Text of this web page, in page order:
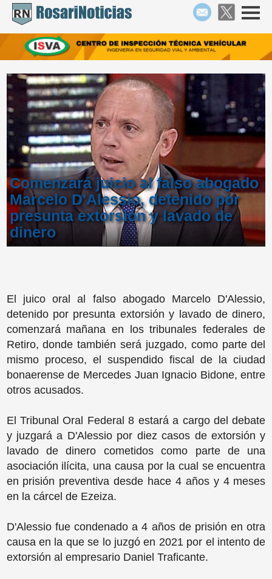
Comenzará juicio al falso abogado
Marcelo D'Alessio, detenido por
presunta extorsión y lavado de
dinero
El juico oral al falso abogado Marcelo D'Alessio,
detenido por presunta extorsión y lavado de dinero,
comenzará mañana en los tribunales federales de
Retiro, donde también será juzgado, como parte del
mismo proceso, el suspendido fiscal de la ciudad
bonaerense de Mercedes Juan Ignacio Bidone, entre
otros acusados.
El Tribunal Oral Federal 8 estará a cargo del debate
y juzgará a D'Alessio por diez casos de extorsión y
lavado de dinero cometidos como parte de una
asociación ilícita, una causa por la cual se encuentra
en prisión preventiva desde hace 4 años y 4 meses
en la cárcel de Ezeiza.
D'Alessio fue condenado a 4 años de prisión en otra
causa en la que se lo juzgó en 2021 por el intento de
extorsión al empresario Daniel Traficante.